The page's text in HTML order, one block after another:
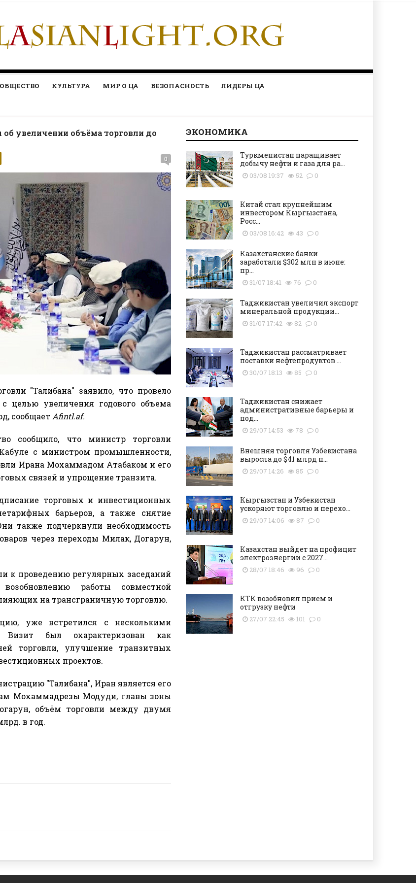
ОБЩЕСТВО КУЛЬТУРА МИР О ЦА БЕЗОПАСНОСТЬ ЛИДЕРЫ ЦА
увеличении объёма торговли до
0
"Талибана" заявило, что провело
целью увеличения годового объема
сообщает Afintl.af.
сообщило, что министр торговли
с министром промышленности,
Ирана Мохаммадом Атабаком и его
связей и упрощение транзита.
торговых и инвестиционных
барьеров, а также снятие
также подчеркнули необходимость
через переходы Милак, Догарун,
к проведению регулярных заседаний
работы совместной
на трансграничную торговлю.
уже встретился с несколькими
Визит был охарактеризован как
торговли, улучшение транзитных
проектов.
"Талибана", Иран является его
Мохаммадрезы Модуди, главы зоны
объём торговли между двумя
в год.
ЭКОНОМИКА
Туркменистан наращивает
добычу нефти и газа для ра...
03/08 19:37 52 0
Китай стал крупнейшим
инвестором Кыргызстана,
Росс...
03/08 16:42 43 0
Казахстанские банки
заработали $302 млн в июне:
пр...
31/07 18:41 76 0
Таджикистан увеличил экспорт
минеральной продукции...
31/07 17:42 82 0
Таджикистан рассматривает
поставки нефтепродуктов ...
30/07 18:13 85 0
Таджикистан снижает
административные барьеры и
под...
29/07 14:53 78 0
Внешняя торговля Узбекистана
выросла до $41 млрд н...
29/07 14:26 85 0
Кыргызстан и Узбекистан
ускоряют торговлю и перехо...
29/07 14:06 87 0
Казахстан выйдет на профицит
электроэнергии с 2027...
28/07 18:46 96 0
КТК возобновил прием и
отгрузку нефти
27/07 22:45 101 0